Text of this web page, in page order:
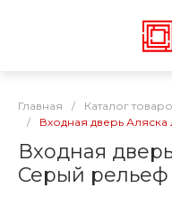
Главная / Каталог
/
Входная дверь
Входная
Серый рельеф